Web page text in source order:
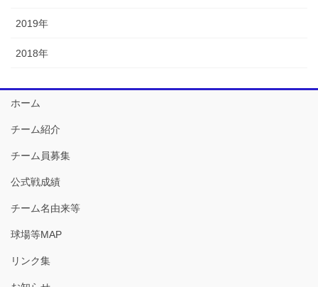
2019年
2018年
ホーム
チーム紹介
チーム員募集
公式戦成績
チーム名由来等
球場等MAP
リンク集